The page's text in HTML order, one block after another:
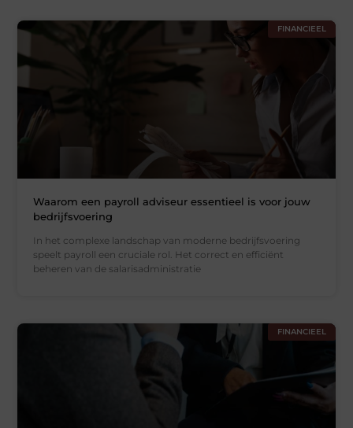
FINANCIEEL
Waarom een payroll adviseur essentieel is voor jouw
bedrijfsvoering
In het complexe landschap van moderne bedrijfsvoering
speelt payroll een cruciale rol. Het correct en efficiënt
beheren van de salarisadministratie
FINANCIEEL